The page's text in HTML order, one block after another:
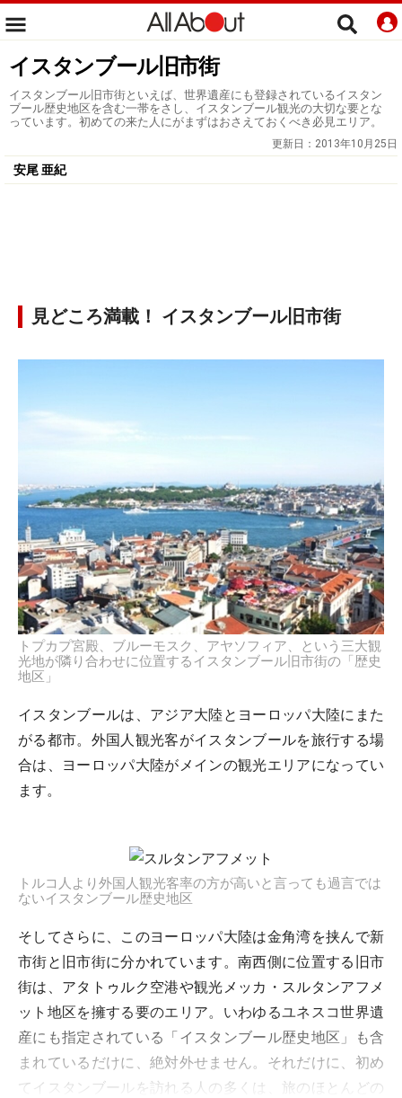
イスタンブール旧市街
イスタンブール旧市街といえば、世界遺産にも登録されているイスタン
ブール歴史地区を含む一帯をさし、イスタンブール観光の大切な要とな
っています。初めての来た人にがまずはおさえておくべき必見エリア。
更新日： 2013年10月25日
安尾 亜紀
見どころ満載！ イスタンブール旧市街
トプカプ宮殿、ブルーモスク、アヤソフィア、という三大観
光地が隣り合わせに位置するイスタンブール旧市街の「歴史
地区」
イスタンブールは、アジア大陸とヨーロッパ大陸にまた
がる都市。外国人観光客がイスタンブールを旅行する場
合は、ヨーロッパ大陸がメインの観光エリアになってい
ます。
トルコ人より外国人観光客率の方が高いと言っても過言では
ないイスタンブール歴史地区
そしてさらに、このヨーロッパ大陸は金角湾を挟んで新
市街と旧市街に分かれています。南西側に位置する旧市
街は、アタトゥルク空港や観光メッカ・スルタンアフメ
ット地区を擁する要のエリア。いわゆるユネスコ世界遺
産にも指定されている「イスタンブール歴史地区」も含
まれているだけに、絶対外せません。それだけに、初め
てイスタンブールを訪れる人の多くは、旅のほとんどの